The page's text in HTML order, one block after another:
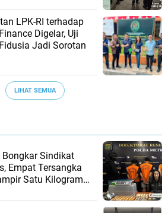
LPK-RI terhadap
Digelar, Uji
Jadi Sorotan
LIHAT SEMUA
Sindikat
Empat Tersangka
Satu Kilogram